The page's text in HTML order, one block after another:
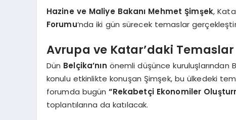
Hazine ve Maliye Bakanı Mehmet Şimşek,
Forumu‘nda iki gün sürecek temaslar
Avrupa ve Katar’daki Temaslar
Dün Belçika’nın önemli düşünce kuruluşlarından
konulu etkinlikte konuşan Şimşek, bu ülkedeki
forumda bugün“Rekabetçi Ekonomiler
toplantılarına da katılacak.